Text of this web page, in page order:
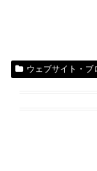
ウェブサイト・ブ